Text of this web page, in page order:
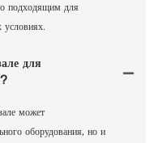
подходящим для
условиях.
для
может
оборудования, но и